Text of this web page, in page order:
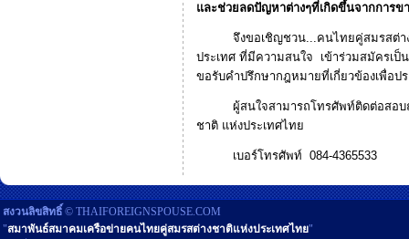
และช่วยลดปัญหาต่างๆที่เกิดขึ้นจากการ
จึงขอเชิญชวน...คนไทยคู่สมรสต่างช
ประเทศ ที่มีความสนใจ เข้าร่วมสมัครเ
ขอรับคำปรึกษากฎหมายที่เกี่ยวข้องเพื่อป
ผู้สนใจสามารถโทรศัพท์ติดต่อสอบถ
ชาติ แห่งประเทศไทย
เบอร์โทรศัพท์ 084-4365533
สงวนลิขสิทธิ์ © THAIFOREIGNSPOUSE.COM
"สมาพันธ์สมาคมเครือข่ายคนไทยคู่สมรสต่างชาติแห่งประเทศไทย"